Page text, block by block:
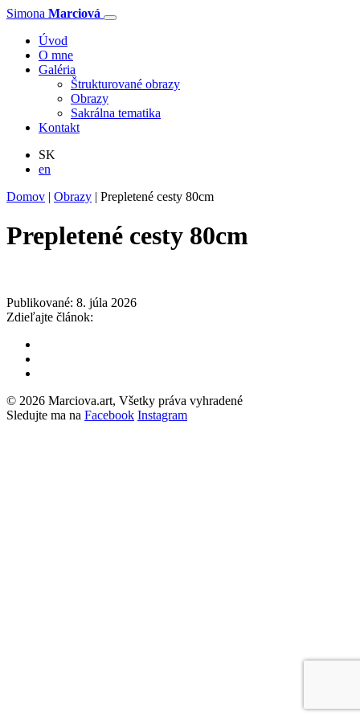
Simona Marciová
Úvod
O mne
Galéria
Štrukturované obrazy
Obrazy
Sakrálna tematika
Kontakt
SK
en
Domov | Obrazy | Prepletené cesty 80cm
Prepletené cesty 80cm
Publikované: 8. júla 2026
Zdieľajte článok:
© 2026 Marciova.art, Všetky práva vyhradené
Sledujte ma na Facebook Instagram